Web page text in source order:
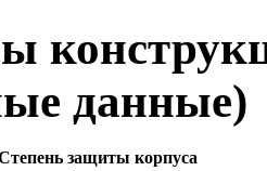
данные)
защиты корпуса